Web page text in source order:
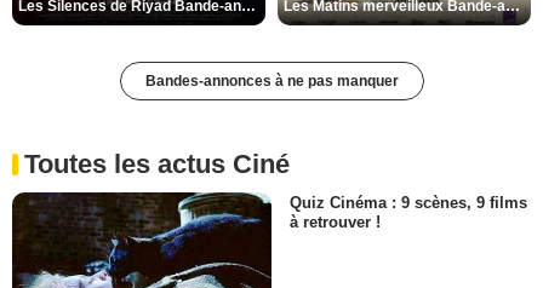
Les Silences de Riyad Bande-annonce VO STFR Les Matins merveilleux Bande-annonce VF
Bandes-annonces à ne pas manquer
Toutes les actus Ciné
Quiz Cinéma : 9 scènes, 9 films
à retrouver !